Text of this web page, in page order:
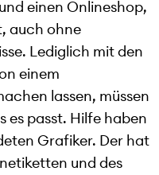
einen Onlineshop,
auch ohne
Lediglich mit den
einem
lassen, müssen
es passt. Hilfe haben
Grafiker. Der hat
und des